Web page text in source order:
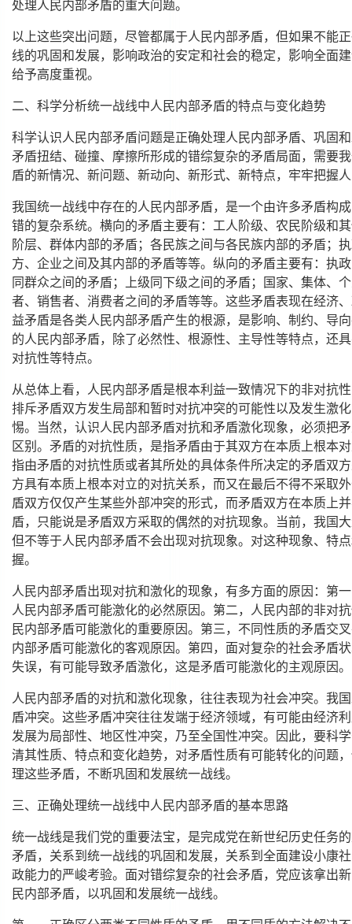
处理人民内部矛盾的重大问题。
以上这些突出问题，尽管都属于人民内部矛盾，但如果不能
线的巩固和发展，影响政治的安定和社会的稳定，影响全面
给予高度重视。
二、科学分析统一战线中人民内部矛盾的特点与变化趋势
科学认识人民内部矛盾问题是正确处理人民内部矛盾、巩固
矛盾扭结、碰撞、摩擦所形成的错综复杂的矛盾局面，需要
盾的新情况、新问题、新动向、新形式、新特点，牢牢把握
我国统一战线中存在的人民内部矛盾，是一个由许多矛盾构
错的复杂系统。横向的矛盾主要有：工人阶级、农民阶级和
阶层、群体内部的矛盾；各民族之间与各民族内部的矛盾；
方、企业之间及其内部的矛盾等等。纵向的矛盾主要有：执
同群众之间的矛盾；上级同下级之间的矛盾；国家、集体、
者、销售者、消费者之间的矛盾等等。这些矛盾表现在经济
益矛盾是各类人民内部矛盾产生的根源，是影响、制约、导
的人民内部矛盾，除了必然性、根源性、主导性等特点，还
对抗性等特点。
从总体上看，人民内部矛盾是根本利益一致情况下的非对抗
排斥矛盾双方发生局部和暂时对抗冲突的可能性以及发生激
惕。当然，认识人民内部矛盾对抗和矛盾激化现象，必须把
区别。矛盾的对抗性质，是指矛盾由于其双方在本质上根本
指由矛盾的对抗性质或者其所处的具体条件所决定的矛盾双
方具有本质上根本对立的对抗关系，而又在最后不得不采取
盾双方仅仅产生某些外部冲突的形式，而矛盾双方在本质上
盾，只能说是矛盾双方采取的偶然的对抗现象。当前，我国
但不等于人民内部矛盾不会出现对抗现象。对这种现象、特
握。
人民内部矛盾出现对抗和激化的现象，有多方面的原因：第
人民内部矛盾可能激化的必然原因。第二，人民内部的非对
民内部矛盾可能激化的重要原因。第三，不同性质的矛盾交
内部矛盾可能激化的客观原因。第四，面对复杂的社会矛盾
失误，有可能导致矛盾激化，这是矛盾可能激化的主观原因。
人民内部矛盾的对抗和激化现象，往往表现为社会冲突。我
盾冲突。这些矛盾冲突往往发端于经济领域，有可能由经济
发展为局部性、地区性冲突，乃至全国性冲突。因此，要科
清其性质、特点和变化趋势，对矛盾性质有可能转化的问题
理这些矛盾，不断巩固和发展统一战线。
三、正确处理统一战线中人民内部矛盾的基本思路
统一战线是我们党的重要法宝，是完成党在新世纪历史任务
矛盾，关系到统一战线的巩固和发展，关系到全面建设小康
政能力的严峻考验。面对错综复杂的社会矛盾，党应该拿出
民内部矛盾，以巩固和发展统一战线。